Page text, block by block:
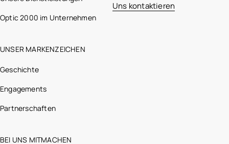
Optic 2000 im Unternehmen
UNSER MARKENZEICHEN
Geschichte
Engagements
Partnerschaften
BEI UNS MITMACHEN
Uns kontaktieren